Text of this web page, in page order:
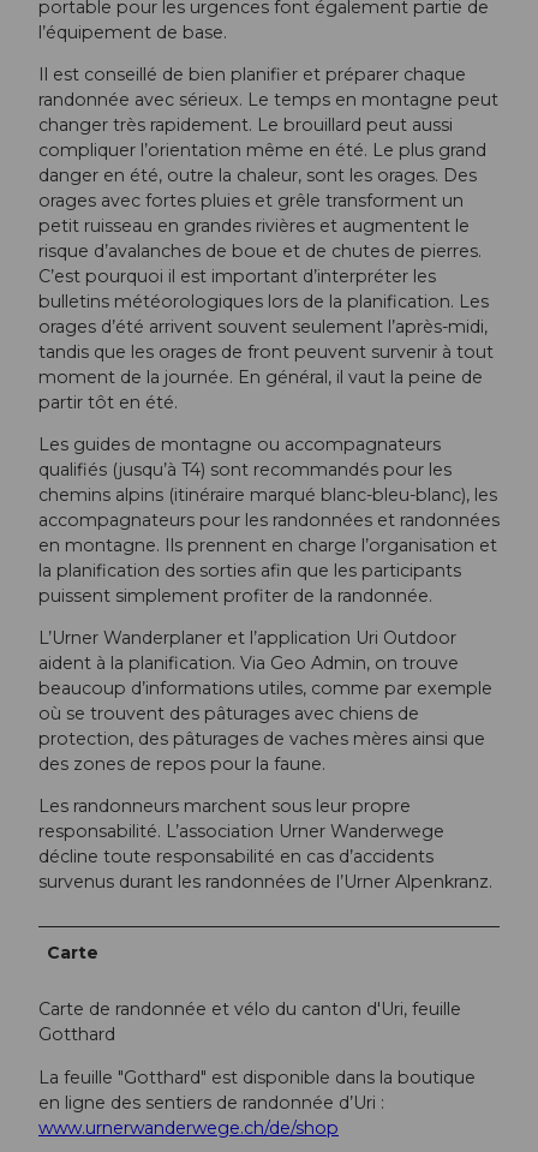
portable pour les urgences font également partie de
l’équipement de base.
Il est conseillé de bien planifier et préparer chaque
randonnée avec sérieux. Le temps en montagne peut
changer très rapidement. Le brouillard peut aussi
compliquer l’orientation même en été. Le plus grand
danger en été, outre la chaleur, sont les orages. Des
orages avec fortes pluies et grêle transforment un
petit ruisseau en grandes rivières et augmentent le
risque d’avalanches de boue et de chutes de pierres.
C’est pourquoi il est important d’interpréter les
bulletins météorologiques lors de la planification. Les
orages d’été arrivent souvent seulement l’après-midi,
tandis que les orages de front peuvent survenir à tout
moment de la journée. En général, il vaut la peine de
partir tôt en été.
Les guides de montagne ou accompagnateurs
qualifiés (jusqu’à T4) sont recommandés pour les
chemins alpins (itinéraire marqué blanc-bleu-blanc), les
accompagnateurs pour les randonnées et randonnées
en montagne. Ils prennent en charge l’organisation et
la planification des sorties afin que les participants
puissent simplement profiter de la randonnée.
L’Urner Wanderplaner et l’application Uri Outdoor
aident à la planification. Via Geo Admin, on trouve
beaucoup d’informations utiles, comme par exemple
où se trouvent des pâturages avec chiens de
protection, des pâturages de vaches mères ainsi que
des zones de repos pour la faune.
Les randonneurs marchent sous leur propre
responsabilité. L’association Urner Wanderwege
décline toute responsabilité en cas d’accidents
survenus durant les randonnées de l’Urner Alpenkranz.
Carte
Carte de randonnée et vélo du canton d'Uri, feuille
Gotthard
La feuille "Gotthard" est disponible dans la boutique
en ligne des sentiers de randonnée d’Uri :
www.urnerwanderwege.ch/de/shop